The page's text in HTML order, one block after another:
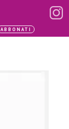
ABBONATI